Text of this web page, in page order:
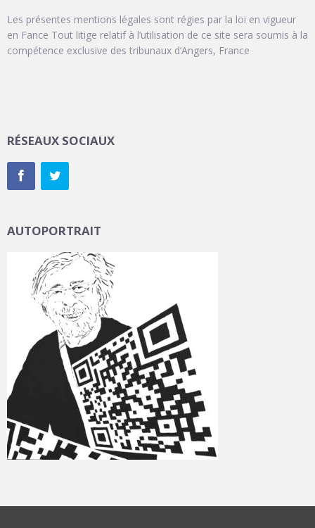
Les présentes mentions légales sont régies par la loi en vigueur
en Fance Tout litige relatif à l’utilisation de ce site sera soumis à la
compétence exclusive des tribunaux d’Angers, France
RÉSEAUX SOCIAUX
AUTOPORTRAIT